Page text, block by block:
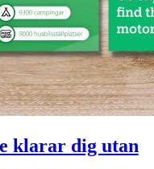
klarar dig utan